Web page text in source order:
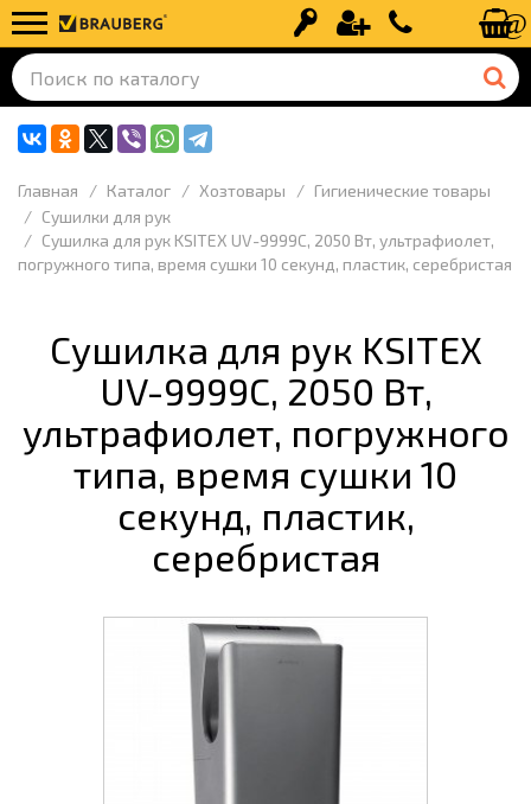
Вход Регистрация+7 (499) 110-
Главная Каталог Хозтовары
Гигиенические товары
Сушилки для рук
Сушилка для рук KSITEX UV-9999C, 2050 Вт, ультрафиолет,
погружного типа, время сушки 10 секунд, пластик, серебристая
Сушилка для рук KSITEX
UV-9999C, 2050 Вт,
ультрафиолет, погружного
типа, время сушки 10
секунд, пластик,
серебристая